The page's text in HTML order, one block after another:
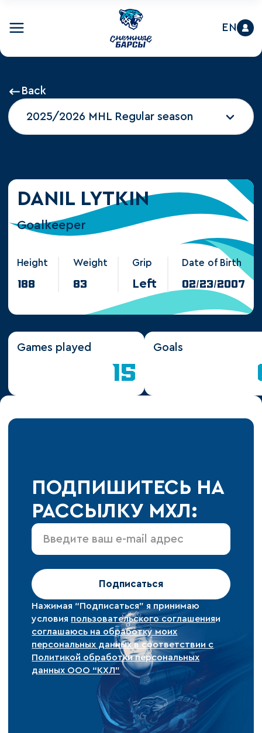
EN
Back
2025/2026 MHL Regular season
DANIL LYTKIN
Goalkeeper
Height
188
Weight
83
Grip
Left
Date of Birth
02/23/2007
90
Games played
15
Goals
ПОДПИШИТЕСЬ НА
РАССЫЛКУ МХЛ:
Подписаться
Нажимая “Подписаться” я принимаю
условия пользовательского соглашенияи
соглашаюсь на обработку моих
персональных данных в соответствии с
Политикой обработки персональных
данных ООО “КХЛ”